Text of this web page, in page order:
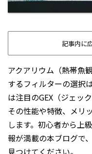
記事内に
アクアリウム（熱帯魚
するフィルターの選択
は注目のGEX（ジェッ
その性能や特徴、メリ
します。初心者から上
報が満載の本ブログで